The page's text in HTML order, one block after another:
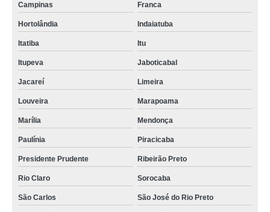
Campinas Franca
Hortolândia Indaiatuba
Itatiba Itu
Itupeva Jaboticabal
Jacareí Limeira
Louveira Marapoama
Marília Mendonça
Paulínia Piracicaba
Presidente Prudente Ribeirão Preto
Rio Claro Sorocaba
São Carlos São José do Rio Preto